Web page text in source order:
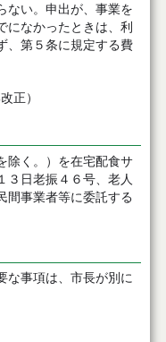
ない。申出が、事業を
になかったときは、利
、第５条に規定する費
正）
除く。）を在宅配食サ
３日老振４６号、老人
間事業者等に委託する
な事項は、市長が別に